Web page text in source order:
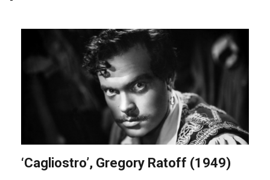
‘Cagliostro’, Gregory Ratoff (1949)